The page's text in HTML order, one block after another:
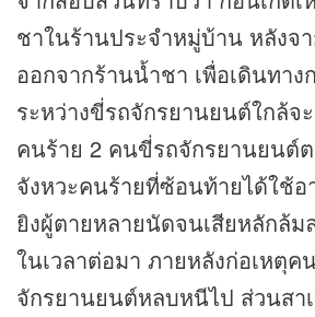
ชาในร้านประจำหมู่บ้าน หลังจ
ออกจากร้านน้ำชา เพื่อเดินทา
ระหว่างขี่รถจักรยานยนต์ใกล้จ
คนร้าย 2 คนขี่รถจักรยานยนต์
จังหวะคนร้ายที่ซ้อนท้ายได้ใช้
ยิงผู้ตายหลายนัดจนเสียหลักล้ม
ในเวลาต่อมา ภายหลังก่อเหตุค
จักรยานยนต์หลบหนีไป ส่วนสา